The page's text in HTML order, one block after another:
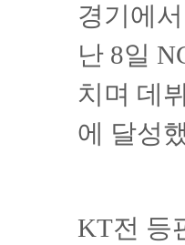
경기에
난 8일
치며 데
에 달성
KT전 등